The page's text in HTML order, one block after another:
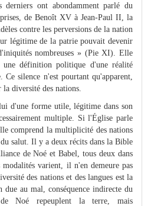
derniers ont abondamment parlé du
de Benoît XV à Jean-Paul II, la
contre les perversions de la nation
légitime de la patrie pouvait devenir
nombreuses » (Pie XI). Elle
une définition politique d'une réalité
Ce silence n'est pourtant qu'apparent,
diversité des nations.
d'une forme utile, légitime dans son
multiple. Si l'Église parle
comprend la multiplicité des nations
salut. Il y a deux récits dans la Bible
de Noé et Babel, tous deux dans
varient, il n'en demeure pas
des nations et des langues est la
due au mal, conséquence indirecte du
Noé repeuplent la terre, mais